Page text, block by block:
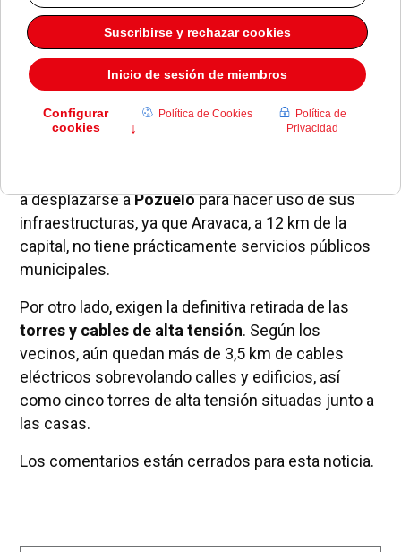
de la capital y pedir que se instalen más servicios
públicos.
Los vecinos reclaman unosservicios básicos,
como un centro de salud con servicio de
urgencias 24 horas, un instituto de enseñanza
pública, una biblioteca, o una escuela infantil
a desplazarse aPozuelopara hacer uso de sus
infraestructuras, ya que Aravaca, a 12 km de la
capital, no tiene prácticamente servicios públicos
municipales.
Por otro lado, exigen la definitiva retirada de las
torres y cables de alta tensión. Según los
vecinos, aún quedan más de 3,5 km de cables
eléctricos sobrevolando calles y edificios, así
como cinco torres de alta tensión situadas junto a
las casas.
Los comentarios están cerrados para esta noticia.